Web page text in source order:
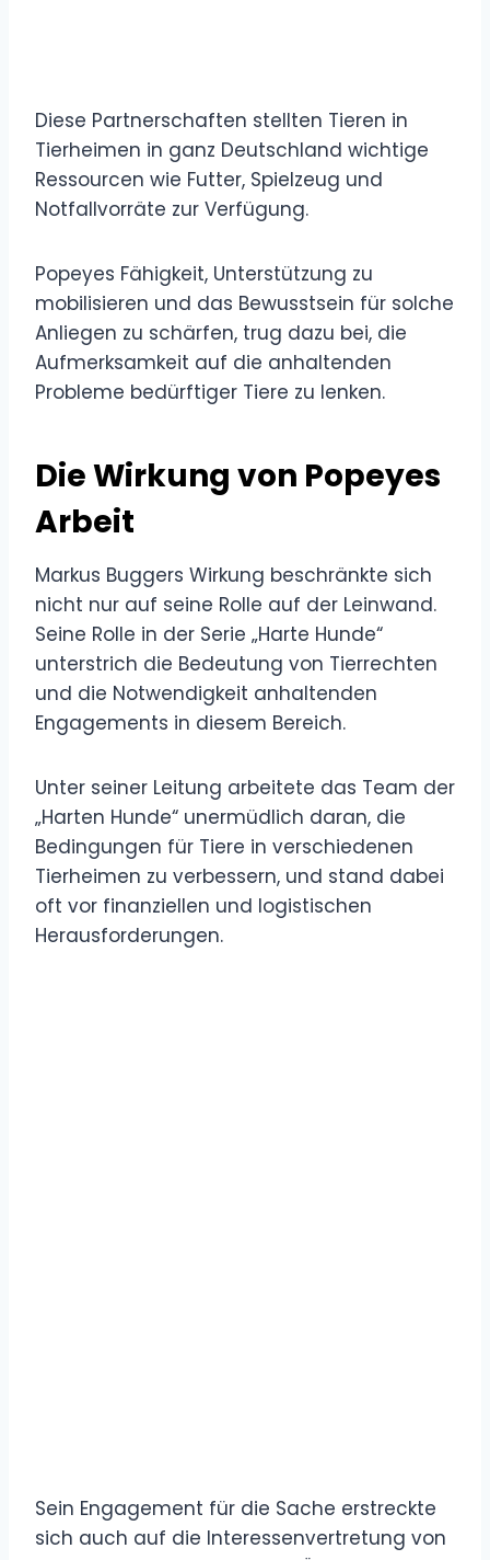
Diese Partnerschaften stellten Tieren in
Tierheimen in ganz Deutschland wichtige
Ressourcen wie Futter, Spielzeug und
Notfallvorräte zur Verfügung.
Popeyes Fähigkeit, Unterstützung zu
mobilisieren und das Bewusstsein für solche
Anliegen zu schärfen, trug dazu bei, die
Aufmerksamkeit auf die anhaltenden
Probleme bedürftiger Tiere zu lenken.
Die Wirkung von Popeyes
Arbeit
Markus Buggers Wirkung beschränkte sich
nicht nur auf seine Rolle auf der Leinwand.
Seine Rolle in der Serie „Harte Hunde“
unterstrich die Bedeutung von Tierrechten
und die Notwendigkeit anhaltenden
Engagements in diesem Bereich.
Unter seiner Leitung arbeitete das Team der
„Harten Hunde“ unermüdlich daran, die
Bedingungen für Tiere in verschiedenen
Tierheimen zu verbessern, und stand dabei
oft vor finanziellen und logistischen
Herausforderungen.
Sein Engagement für die Sache erstreckte
sich auch auf die Interessenvertretung von